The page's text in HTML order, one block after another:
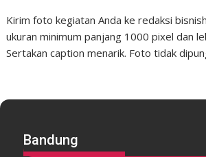
Kirim foto kegiatan Anda ke redaksi
ukuran minimum panjang 1000 pixel dan
Sertakan caption menarik. Foto tidak
Bandung